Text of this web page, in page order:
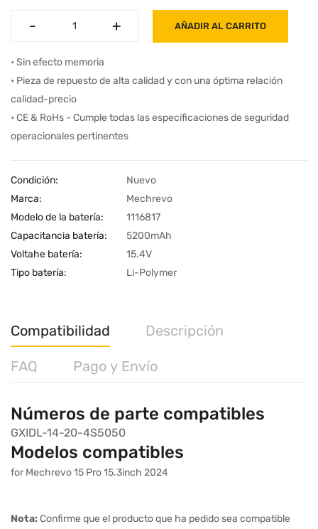
- +
- + AÑADIR AL CARRITO
• Sin efecto memoria
• Pieza de repuesto de alta calidad y con una óptima relación
calidad-precio
• CE & RoHs - Cumple todas las especificaciones de seguridad
operacionales pertinentes
Condición:
Nuevo
Marca:
Mechrevo
Modelo de la batería:
1116817
Capacitancia batería:
5200mAh
Voltahe batería:
15.4V
Tipo batería:
Li-Polymer
Compatibilidad Descripción
FAQ Pago y Envío
Números de parte compatibles
GXIDL-14-20-4S5050
Modelos compatibles
for Mechrevo 15 Pro 15.3inch 2024
Nota:Confirme que el producto que ha pedido sea compatible